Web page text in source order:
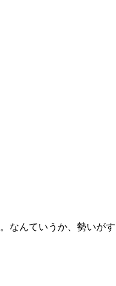
んていうか、勢いが